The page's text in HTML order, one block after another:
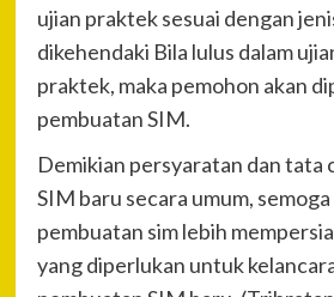
ujian praktek sesuai dengan
dikehendaki Bila lulus dalam
praktek, maka pemohon akan
pembuatan SIM.
Demikian persyaratan dan tata
SIM baru secara umum,
pembuatan sim lebih
yang diperlukan untuk